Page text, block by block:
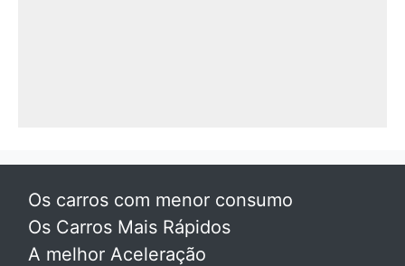
Os carros com menor consumo
Os Carros Mais Rápidos
A melhor Aceleração